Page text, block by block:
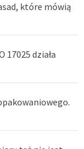
które mówią
17025 działa